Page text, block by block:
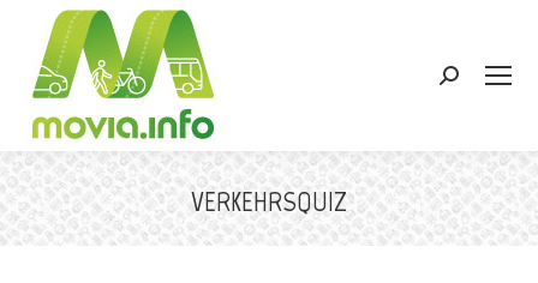
Search:
VERKEHRSQUIZ
Sie befinden sich hier: